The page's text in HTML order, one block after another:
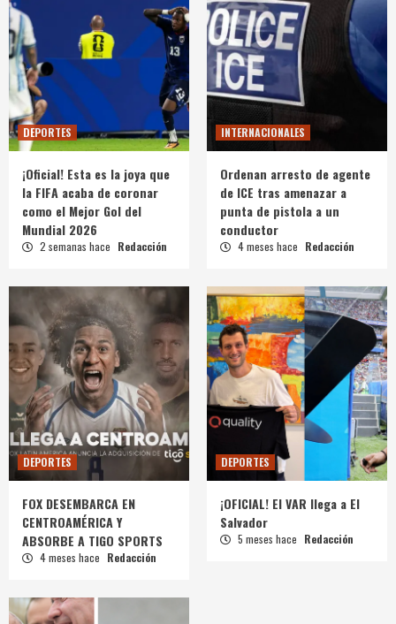
DEPORTES
¡Oficial! Esta es la joya que
la FIFA acaba de coronar
como el Mejor Gol del
Mundial 2026
2 semanas hace Redacción
INTERNACIONALES
Ordenan arresto de agente
de ICE tras amenazar a
punta de pistola a un
conductor
4 meses hace Redacción
DEPORTES
FOX DESEMBARCA EN
CENTROAMÉRICA Y
ABSORBE A TIGO SPORTS
4 meses hace Redacción
DEPORTES
¡OFICIAL! El VAR llega a El
Salvador
5 meses hace Redacción